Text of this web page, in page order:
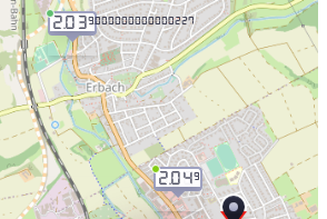
2.049
2.039.000000000000227